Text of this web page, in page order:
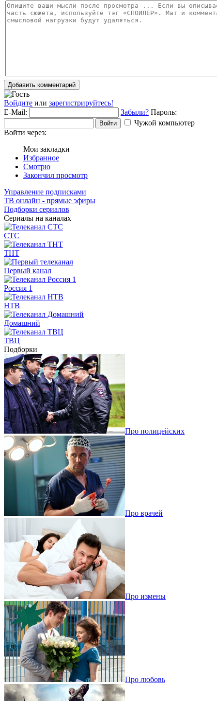
Добавить комментарий
Войдите или зарегистрируйтесь!
E-Mail:
Забыли? Пароль:
Войти
Чужой компьютер
Войти через:
Мои закладки
Избранное
Смотрю
Закончил просмотр
Управление подписками
ТВ онлайн - прямые эфиры
Подборки сериалов
Сериалы на каналах
СТС
ТНТ
Первый канал
Россия 1
НТВ
Домашний
ТВЦ
Подборки
Про полицейских
Про врачей
Про измены
Про любовь